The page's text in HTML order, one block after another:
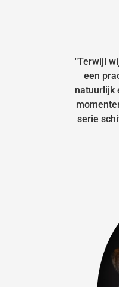
"Terwijl
een
natuurlijk
serie